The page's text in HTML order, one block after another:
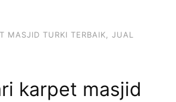
MASJID TURKI TERBAIK
JUAL
karpet masjid